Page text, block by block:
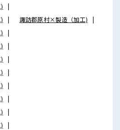
諏訪郡原村×製造（加工)